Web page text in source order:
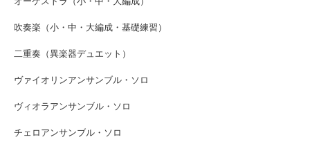
吹奏楽（小・中・大編成・基礎練習）
二重奏（異楽器デュエット）
ヴァイオリンアンサンブル・ソロ
ヴィオラアンサンブル・ソロ
チェロアンサンブル・ソロ